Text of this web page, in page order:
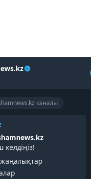
каналы
жаңалықтар